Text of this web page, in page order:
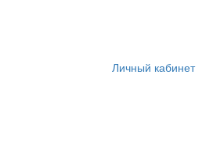
Личный кабинет